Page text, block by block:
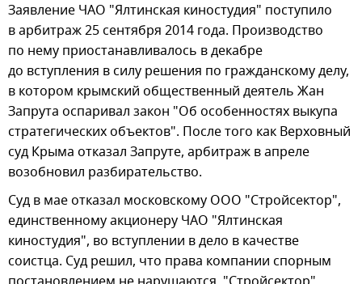
Заявление ЧАО "Ялтинская киностудия" поступило
в арбитраж 25 сентября 2014 года. Производство
по нему приостанавливалось в декабре
до вступления в силу решения по гражданскому делу,
в котором крымский общественный деятель Жан
Запрута оспаривал закон "Об особенностях выкупа
стратегических объектов". После того как Верховный
суд Крыма отказал Запруте, арбитраж в апреле
возобновил разбирательство.
Суд в мае отказал московскому ООО "Стройсектор",
единственному акционеру ЧАО "Ялтинская
киностудия", во вступлении в дело в качестве
соистца. Суд решил, что права компании спорным